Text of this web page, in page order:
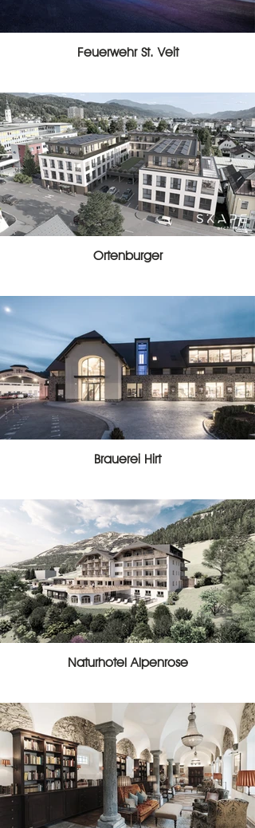
Feuerwehr St. Veit
Ortenburger
Brauerei Hirt
Naturhotel Alpenrose